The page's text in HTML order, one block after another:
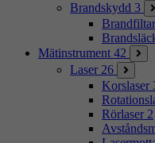
Brandskydd 3
Brandfiltar
Mätinstrument 42
Laser 26
Korslaser
Rörlaser 2